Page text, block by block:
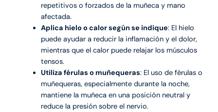
repetitivos o forzados de la muñeca y mano
afectada.
Aplica hielo o calor según se indique: El hielo
puede ayudar a reducir la inflamación y el dolor,
mientras que el calor puede relajar los músculos
tensos.
Utiliza férulas o muñequeras: El uso de férulas o
muñequeras, especialmente durante la noche,
mantiene la muñeca en una posición neutral y
reduce la presión sobre el nervio.